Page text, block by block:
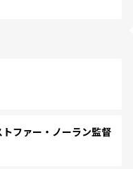
ファー・ノーラン監督